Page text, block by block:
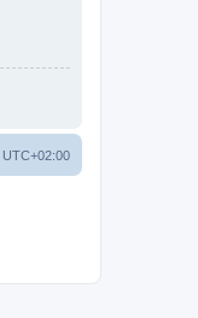
UTC+02:00